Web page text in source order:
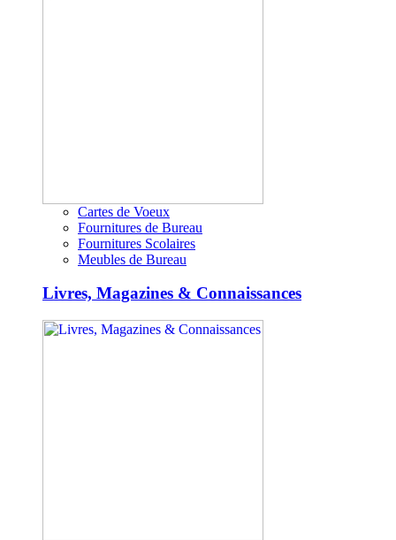
Cartes de Voeux
Fournitures de Bureau
Fournitures Scolaires
Meubles de Bureau
Livres, Magazines & Connaissances